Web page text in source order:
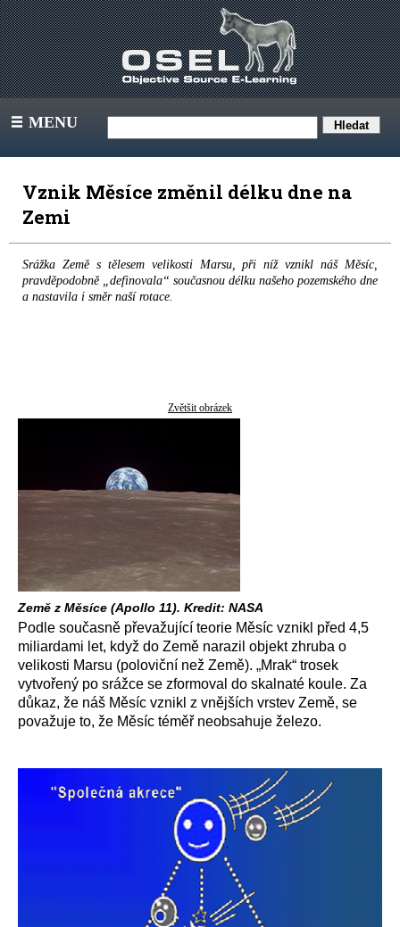
III MENU
Vznik Měsíce změnil délku dne na
Zemi
Srážka Země s tělesem velikosti Marsu, při níž vznikl náš Měsíc,
pravděpodobně „definovala“ současnou délku našeho pozemského dne
a nastavila i směr naší rotace.
Zvětšit obrázek
Země z Měsíce (Apollo 11). Kredit: NASA
Podle současně převažující teorie Měsíc vznikl před 4,5
miliardami let, když do Země narazil objekt zhruba o
velikosti Marsu (poloviční než Země). „Mrak“ trosek
vytvořený po srážce se zformoval do skalnaté koule. Za
důkaz, že náš Měsíc vznikl z vnějších vrstev Země, se
považuje to, že Měsíc téměř neobsahuje železo.